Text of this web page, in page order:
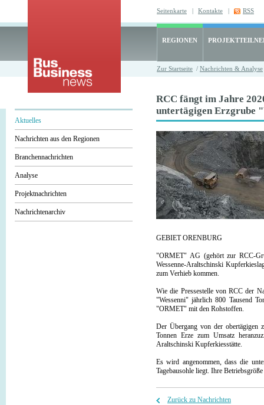
Seitenkarte | Kontakte | RSS
REGIONEN
Zur Startseite / Nachrichten & Analyse
Aktuelles
Nachrichten aus den Regionen
Branchennachrichten
Analyse
Projektnachrichten
Nachrichtenarchiv
RCC fängt im Jahre
untertägigen Erzgrube
GEBIET ORENBURG
"ORMET" AG (gehört zur RCC-
Wessenne-Araltschinski
zum Verhieb kommen.
Wie die Pressestelle von RCC der
"Wessenni" jährlich 800 Tausend
"ORMET" mit den Rohstoffen.
Der Übergang von der obertägigen
Tonnen Erze zum Umsatz
Araltschinski Kupferkiesstätte.
Es wird angenommen, dass die
Tagebausohle liegt. Ihre
Zurück zu Nachrichten